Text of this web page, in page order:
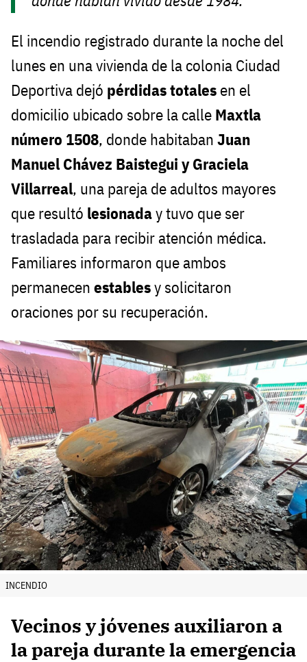
El incendio registrado durante la noche del
lunes en una vivienda de la colonia Ciudad
Deportiva dejó pérdidas totales en el
domicilio ubicado sobre la calle Maxtla
número 1508, donde habitaban Juan
Manuel Chávez Baistegui y Graciela
Villarreal, una pareja de adultos mayores
que resultó lesionaday tuvo que ser
trasladada para recibir atención médica.
Familiares informaron que ambos
permanecen establesy solicitaron
oraciones por su recuperación.
INCENDIO
Vecinos y jóvenes auxiliaron a
la pareja durante la emergencia